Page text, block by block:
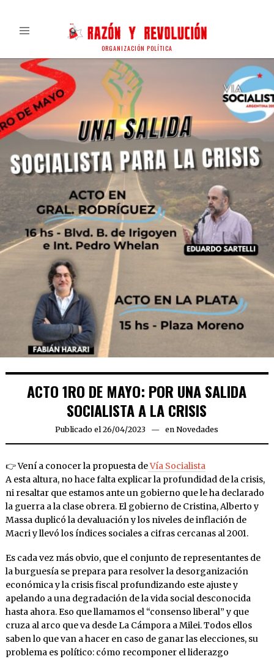
ORGANIZACIÓN POLÍTICA
ACTO 1RO DE MAYO: POR UNA SALIDA
SOCIALISTA A LA CRISIS
Publicado el 26/04/2023 26/04/2023
en Novedades
👉 Vení a conocer la propuesta deVía Socialista
A esta altura, no hace falta explicar la profundidad de la crisis,
ni resaltar que estamos ante un gobierno que le ha declarado
la guerra a la clase obrera. El gobierno de Cristina, Alberto y
Massa duplicó la devaluación y los niveles de inflación de
Macri y llevó los índices sociales a cifras cercanas al 2001.
Es cada vez más obvio, que el conjunto de representantes de
la burguesía se prepara para resolver la desorganización
económica y la crisis fiscal profundizando este ajuste y
apelando a una degradación de la vida social desconocida
hasta ahora. Eso que llamamos el “consenso liberal” y que
cruza al arco que va desde La Cámpora a Milei. Todos ellos
saben lo que van a hacer en caso de ganar las elecciones, su
problema es político: cómo recomponer el liderazgo